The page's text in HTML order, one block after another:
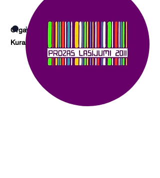
Organizē: Latvijas Literatūras centrs
Kurators: Marika Papēde
Uzzināt vairāk